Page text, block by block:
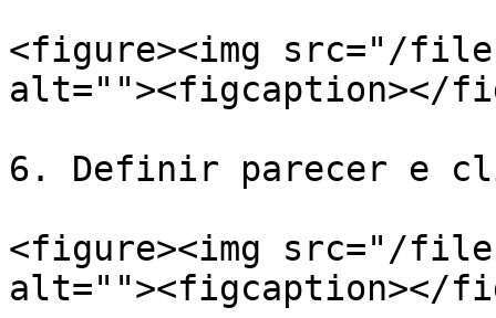
<figure><img src="/
alt=""><figcaption></
6. Definir parecer e
<figure><img src="/files/
alt=""><figcaption></